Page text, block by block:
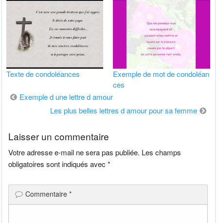
Texte de condoléances
Exemple de mot de condoléan
ces
Navigation
Exemple d une lettre d amour
Les plus belles lettres d amour pour sa femme
Laisser un commentaire
Votre adresse e-mail ne sera pas publiée. Les champs
obligatoires sont indiqués avec*
Commentaire*